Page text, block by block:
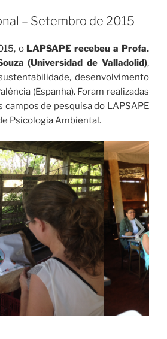
– Setembro de 2015
o LAPSAPE recebeu a Profa.
(Universidad de Valladolid),
desenvolvimento
(Espanha). Foram realizadas
campos de pesquisa do LAPSAPE
Psicologia Ambiental.